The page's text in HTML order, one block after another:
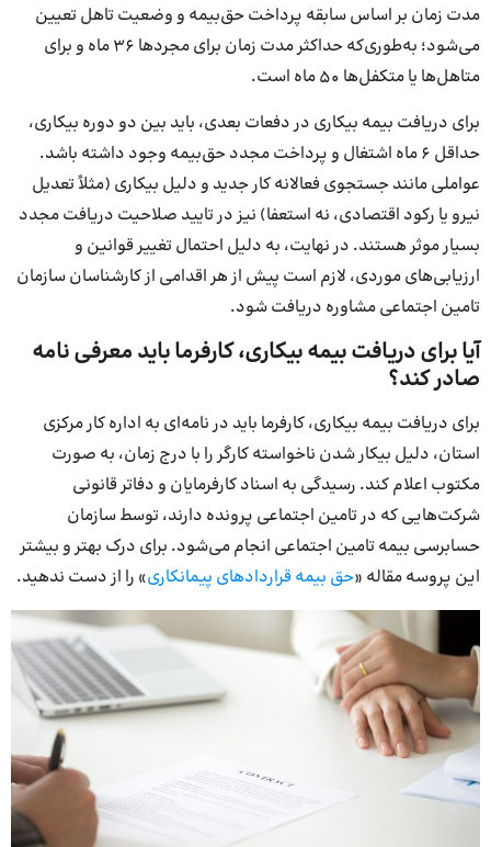
مدت زمان بر اساس سابقه پرداخت حق‌بیمه و وضعیت تاهل تعیین
می‌شود؛ به‌طوری‌که حداکثر مدت زمان برای مجردها ۳۶ ماه و برای
متاهل‌ها یا متکفل‌ها ۵۰ ماه است.
برای دریافت بیمه بیکاری در دفعات بعدی، باید بین دو دوره بیکاری،
حداقل ۶ ماه اشتغال و پرداخت مجدد حق‌بیمه وجود داشته باشد.
عواملی مانند جستجوی فعالانه کار جدید و دلیل بیکاری (مثلاً تعدیل
نیرو یا رکود اقتصادی، نه استعفا) نیز در تایید صلاحیت دریافت مجدد
بسیار موثر هستند. در نهایت، به دلیل احتمال تغییر قوانین و
ارزیابی‌های موردی، لازم است پیش از هر اقدامی از کارشناسان سازمان
تامین اجتماعی مشاوره دریافت شود.
آیا برای دریافت بیمه بیکاری، کارفرما باید معرفی نامه
صادر کند؟
برای دریافت بیمه بیکاری، کارفرما باید در نامه‌ای به اداره کار مرکزی
استان، دلیل بیکار شدن ناخواسته کارگر را با درج زمان، به صورت
مکتوب اعلام کند. رسیدگی به اسناد کارفرمایان و دفاتر قانونی
شرکت‌هایی که در تامین اجتماعی پرونده دارند، توسط سازمان
حسابرسی بیمه تامین اجتماعی انجام می‌شود. برای درک بهتر و بیشتر
این پروسه مقاله «حق بیمه قراردادهای پیمانکاری» را از دست ندهید.